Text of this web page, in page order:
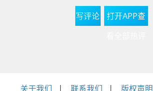
长7.8%；城镇土地使
用税1049亿元，同比
写评论
打开APP查
关于我们 | 联系我们 | 版权声明